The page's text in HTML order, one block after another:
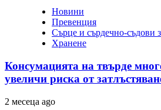
Новини
Превенция
Сърце и сърдечно-съдови
Хранене
Консумацията на твърде
увеличи риска от
2 месеца ago